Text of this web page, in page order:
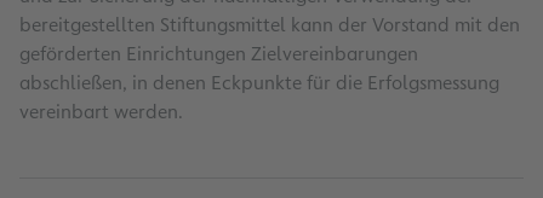
bereitgestellten Stiftungsmittel kann der Vorstand mit den
geförderten Einrichtungen Zielvereinbarungen
abschließen, in denen Eckpunkte für die Erfolgsmessung
vereinbart werden.